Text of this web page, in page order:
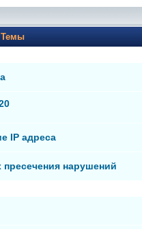
Темы
IP адреса
нарушений